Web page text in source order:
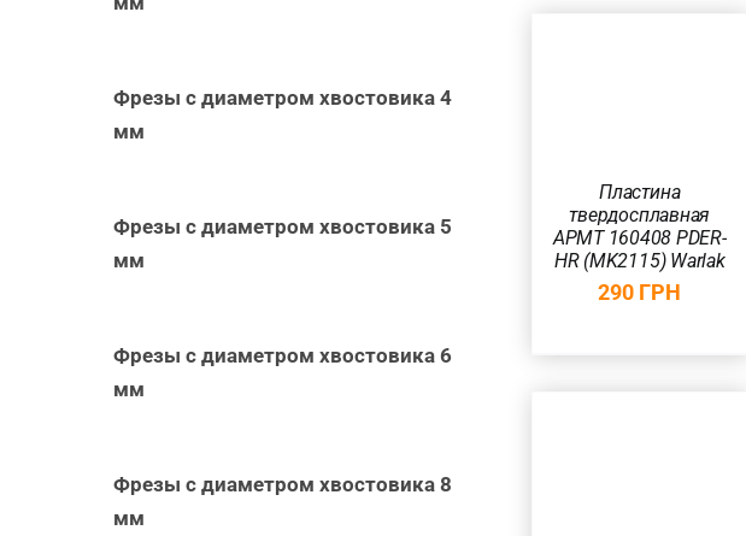
БЫСТРЫЙ
Пластина
твердосплавная
APMT 160408 PDER-
HR (MK2115) Warlak
290 ГРН
ПРОСМОТР
Фрезы с диаметром хвостовика 4
мм
Фрезы с диаметром хвостовика 5
мм
Фрезы с диаметром хвостовика 6
мм
Фрезы с диаметром хвостовика 8
мм